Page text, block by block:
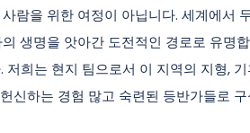
람을 위한 여정이 아닙니다. 세계에서
생명을 앗아간 도전적인 경로로 유명
희는 현지 팀으로서 이 지역의 지형,
신하는 경험 많고 숙련된 등반가들로